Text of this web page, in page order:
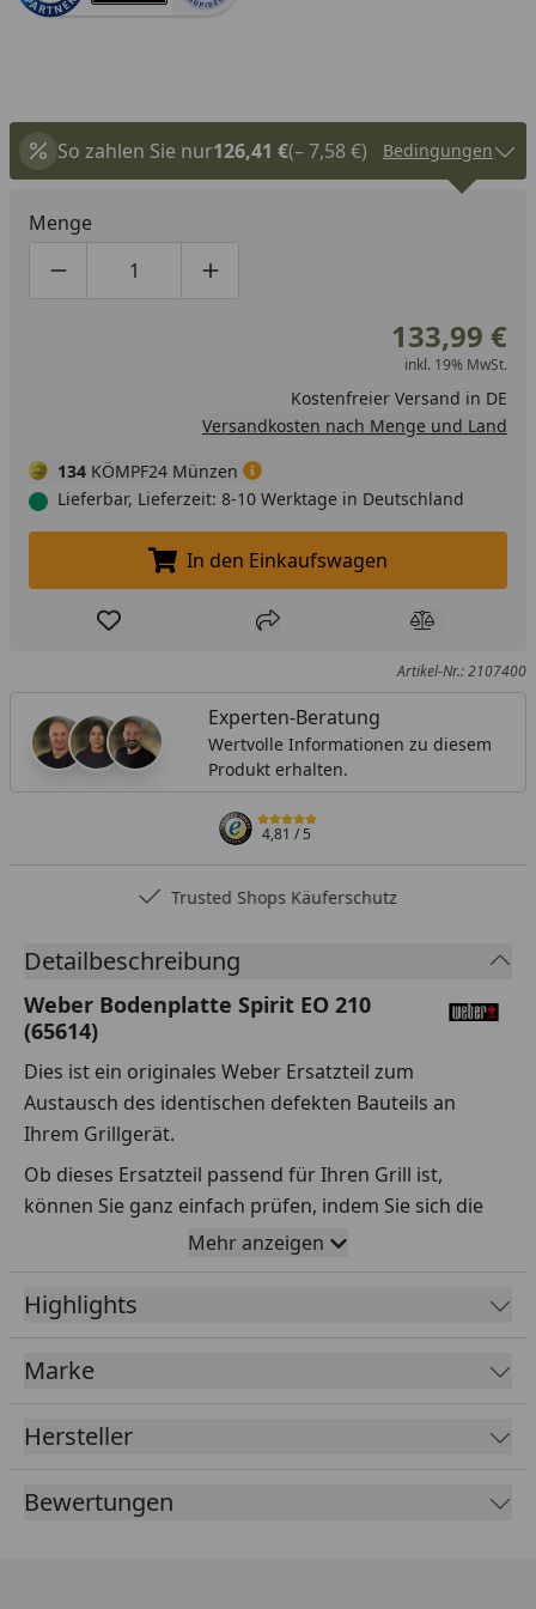
So zahlen Sie nur126,41 €(– 7,58 €) Bedingungen
Menge
Produktmenge um eins verringern
Produktmenge manuell eingeben
Produktmenge um eins erhöhen
133,99 €
inkl. 19% MwSt.
Kostenfreier Versand in DE
Versandkosten nach Menge und Land
134 KÖMPF24 Münzen
Lieferbar, Lieferzeit: 8-10 Werktage in Deutschland
In den Einkaufswagen legen
In den Einkaufswagen
Produkt zur Wunschliste hinzufügen
Teilen Produkt
Artikel-Nr.: 2107400
Experten-Beratung
Wertvolle Informationen zu diesem
Produkt erhalten.
4,81/ 5
Trusted Shops Käuferschutz
Detailbeschreibung
Weber Bodenplatte Spirit EO 210
(65614)
Dies ist ein originales Weber Ersatzteil zum
Austausch des identischen defekten Bauteils an
Ihrem Grillgerät.
Ob dieses Ersatzteil passend für Ihren Grill ist,
können Sie ganz einfach prüfen, indem Sie sich die
Explosionszeichnung Ihres Grills anschauen und dort
das betreffende Teil heraussuchen.
Über die Seriennummer Ihres Grillgeräts kommen Sie
ganz einfach zur passenden Explosionszeichnung.
Geben Sie dafür die Seriennummer
Sollte Ihnen nicht bekannt sein, wo Sie die
Seriennummer finden, klicken Sie bitteHIER.
Mehr anzeigen
Highlights
Marke
Hersteller
Bewertungen